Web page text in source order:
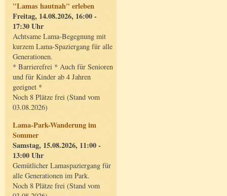
"Lamas hautnah" erleben
Freitag, 14.08.2026, 16:00 -
17:30 Uhr
Achtsame Lama-Begegnung mit
kurzem Lama-Spaziergang für alle
Generationen.
* Barrierefrei * Auch für Senioren
und für Kinder ab 4 Jahren
geeignet *
Noch 8 Plätze frei (Stand vom
03.08.2026)
Lama-Park-Wanderung im
Sommer
Samstag, 15.08.2026, 11:00 -
13:00 Uhr
Gemütlicher Lamaspaziergang für
alle Generationen im Park.
Noch 8 Plätze frei (Stand vom